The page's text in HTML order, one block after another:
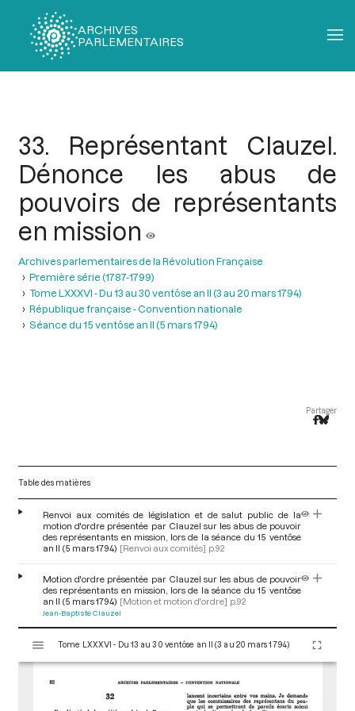
ARCHIVES
PARLEMENTAIRES
33. Représentant Clauzel.
Dénonce les abus de
pouvoirs de représentants
en mission
Archives parlementaires de la Révolution Française
Première série (1787-1799)
Tome LXXXVI - Du 13 au 30 ventôse an II (3 au 20 mars 1794)
République française - Convention nationale
Séance du 15 ventôse an II (5 mars 1794)
Partager
Table des matières
Renvoi aux comités de législation et de salut public de la
motion d'ordre présentée par Clauzel sur les abus de pouvoir
des représentants en mission, lors de la séance du 15 ventôse
an II (5 mars 1794) [Renvoi aux comités] p.92
Motion d'ordre présentée par Clauzel sur les abus de pouvoir
des représentants en mission, lors de la séance du 15 ventôse
an II (5 mars 1794) [Motion et motion d'ordre] p.92
Jean-Baptiste Clauzel
s
Tome LXXXVI - Du 13 au 30 ventôse an II (3 au 20 mars 1794)